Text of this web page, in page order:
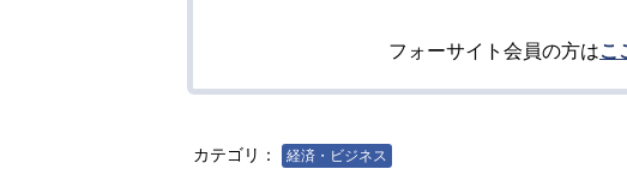
フォーサイト会員の方はこ
カテゴリ： 経済・ビジネス